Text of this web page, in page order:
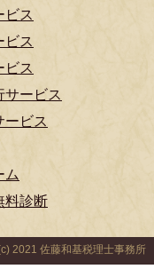
ビス
ビス
ビス
サービス
ービス
ム
料診断
2021 佐藤和基税理士事務所